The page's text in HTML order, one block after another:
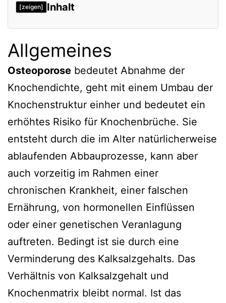
[zeigen] Inhalt
Allgemeines
Osteoporose bedeutet Abnahme der
Knochendichte, geht mit einem Umbau der
Knochenstruktur einher und bedeutet ein
erhöhtes Risiko für Knochenbrüche. Sie
entsteht durch die im Alter natürlicherweise
ablaufenden Abbauprozesse, kann aber
auch vorzeitig im Rahmen einer
chronischen Krankheit, einer falschen
Ernährung, von hormonellen Einflüssen
oder einer genetischen Veranlagung
auftreten. Bedingt ist sie durch eine
Verminderung des Kalksalzgehalts. Das
Verhältnis von Kalksalzgehalt und
Knochenmatrix bleibt normal. Ist das